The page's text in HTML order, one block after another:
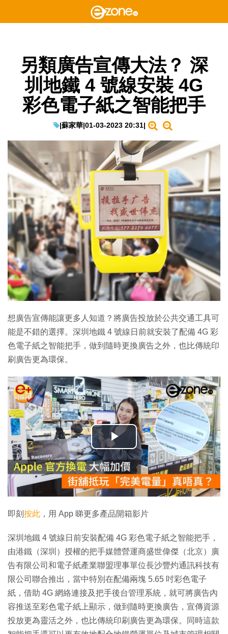
另類廣告宣傳大法？ 深
圳地鐵 4 號線安裝 4G
彩色電子紙之智能把手
|蘇家華|01-03-2023 20:31|
想廣告宣傳能讓更多人知道？將廣告投放於公共交通工具可
能是不錯的選擇。深圳地鐵 4 號線日前就安裝了配備 4G 彩
色電子紙之智能把手，做到隨時更換廣告之外，也比傳統印
刷廣告更為環保。
播
放
影
片
即刻 按此 ，用 App 睇更多產品開箱影片
深圳地鐵 4 號線日前安裝配備 4G 彩色電子紙之智能把手，
由港鐵（深圳）授權的把手媒體營運商盛世偉傑（北京）廣
告有限公司和電子紙產業聯盟理事單位長沙豐灼通訊科技有
限公司聯合推出，當中特別在配備兩塊 5.65 吋彩色電子
紙，借助 4G 網絡連接及把手後台管理系統，就可將廣告內
容推送至彩色電子紙上顯示，做到隨時更換廣告，宣傳資源
投放更為靈活之外，也比傳統印刷廣告更為環保。同時這款